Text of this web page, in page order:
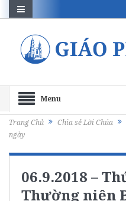
Menu
Trang Chủ Chia sẻ Lời Chúa
ngày
06.9.2018 –
Thường niên